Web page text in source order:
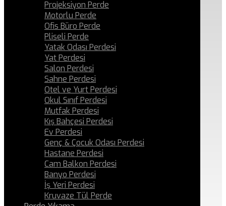
Projeksiyon Perde
Motorlu Perde
Ofis Büro Perde
Pliseli Perde
Yatak Odası Perdesi
Yat Perdesi
Salon Perdesi
Sahne Perdesi
Otel ve Yurt Perdesi
Okul Sınıf Perdesi
Mutfak Perdesi
Kış Bahçesi Perdesi
Ev Perdesi
Genç & Çocuk Odası Perdesi
Hastane Perdesi
Cam Balkon Perdesi
Banyo Perdesi
İş Yeri Perdesi
Kruvaze Tül Perde